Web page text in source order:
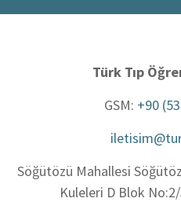
Türk Tıp
GSM: +90
Söğütözü Mahallesi
Kuleleri D Blok